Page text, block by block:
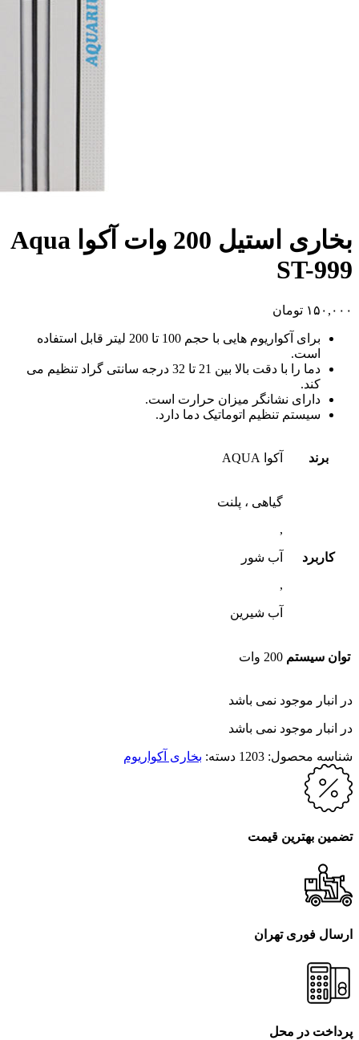
بخاری استیل 200 وات آکوا Aqua
ST-999
۱۵۰,۰۰۰ تومان
برای آکواریوم هایی با حجم 100 تا 200 لیتر قابل استفاده
است.
دما را با دقت بالا بین 21 تا 32 درجه سانتی گراد تنظیم می
کند.
دارای نشانگر میزان حرارت است.
سیستم تنظیم اتوماتیک دما دارد.
برند آکوا AQUA
کاربرد
گیاهی ، پلنت
,
آب شور
,
آب شیرین
توان سیستم 200 وات
در انبار موجود نمی باشد
در انبار موجود نمی باشد
شناسه محصول: 1203 دسته: بخاری آکواریوم
تضمین بهترین قیمت
ارسال فوری تهران
پرداخت در محل